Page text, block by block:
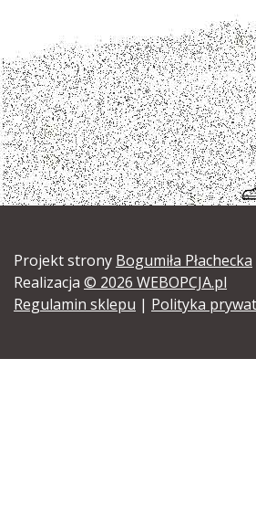
Projekt strony Bogumiła Płachecka
Realizacja © 2026 WEBOPCJA.pl
Regulamin sklepu | Polityka